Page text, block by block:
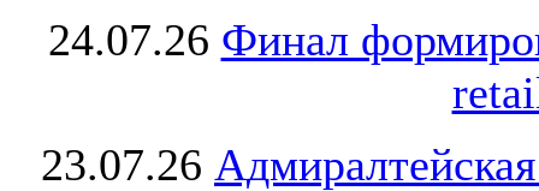
24.07.26 Финал
23.07.26